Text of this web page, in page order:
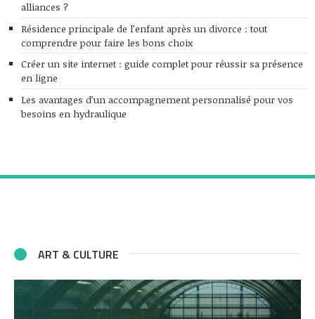
alliances ?
Résidence principale de l’enfant après un divorce : tout
comprendre pour faire les bons choix
Créer un site internet : guide complet pour réussir sa présence
en ligne
Les avantages d’un accompagnement personnalisé pour vos
besoins en hydraulique
ART & CULTURE